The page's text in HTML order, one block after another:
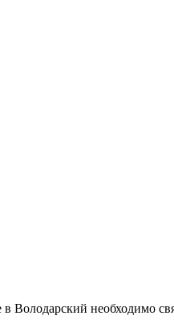
Володарский необходимо